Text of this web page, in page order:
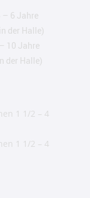
5 – 6 Jahre
Halle)
7 – 10 Jahre
Halle)
1 1/2 – 4
1 1/2 – 4